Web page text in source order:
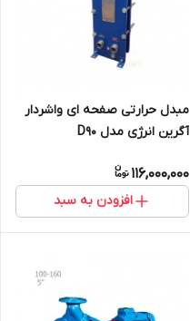
مبدل حرارتی صفحه ای واشردار
آگرین انرژی مدل D90
116,000,000
افزودن به سبد